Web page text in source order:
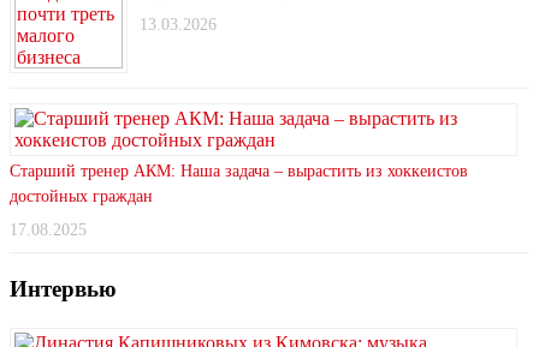
13.03.2026
Старший тренер АКМ: Наша задача – вырастить из хоккеистов
достойных граждан
17.08.2025
Интервью